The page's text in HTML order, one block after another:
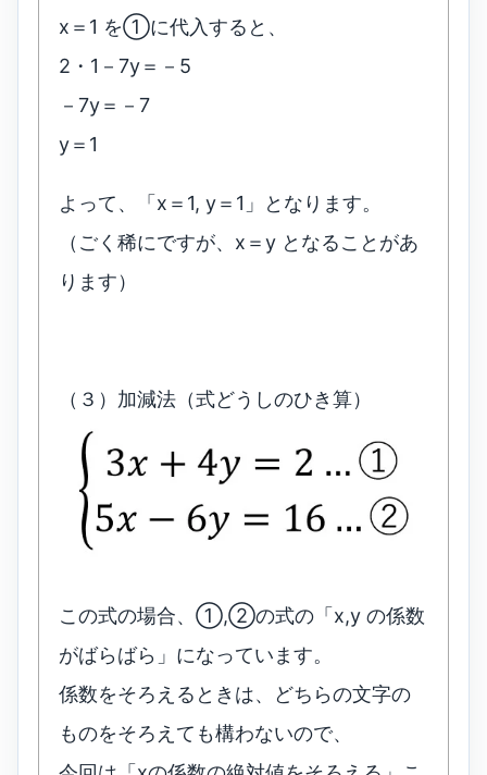
x＝1 を①に代入すると、
2・1－7y＝－5
－7y＝－7
y＝1
よって、「x＝1, y＝1」となります。
（ごく稀にですが、x＝y となることがあ
ります）
（３）加減法（式どうしのひき算）
この式の場合、①,②の式の「x,y の係数
がばらばら」になっています。
係数をそろえるときは、どちらの文字の
ものをそろえても構わないので、